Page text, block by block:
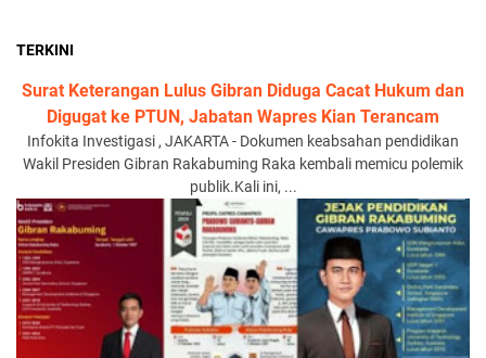
TERKINI
Surat Keterangan Lulus Gibran Diduga Cacat Hukum dan
Digugat ke PTUN, Jabatan Wapres Kian Terancam
Infokita Investigasi , JAKARTA - Dokumen keabsahan pendidikan
Wakil Presiden Gibran Rakabuming Raka kembali memicu polemik
publik.Kali ini, ...